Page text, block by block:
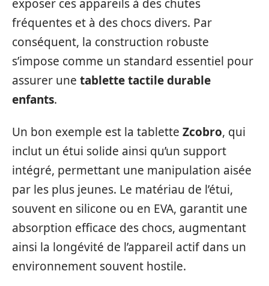
exposer ces appareils à des chutes
fréquentes et à des chocs divers. Par
conséquent, la construction robuste
s’impose comme un standard essentiel pour
assurer une tablette tactile durable
enfants.
Un bon exemple est la tablette Zcobro, qui
inclut un étui solide ainsi qu’un support
intégré, permettant une manipulation aisée
par les plus jeunes. Le matériau de l’étui,
souvent en silicone ou en EVA, garantit une
absorption efficace des chocs, augmentant
ainsi la longévité de l’appareil actif dans un
environnement souvent hostile.